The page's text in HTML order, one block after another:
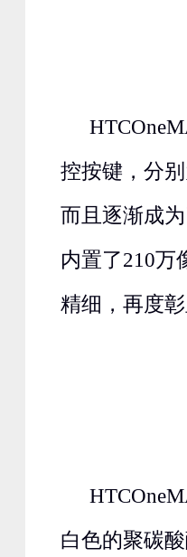
控按键，分
而且逐渐成
内置了210万
精细，再度
白色的聚碳